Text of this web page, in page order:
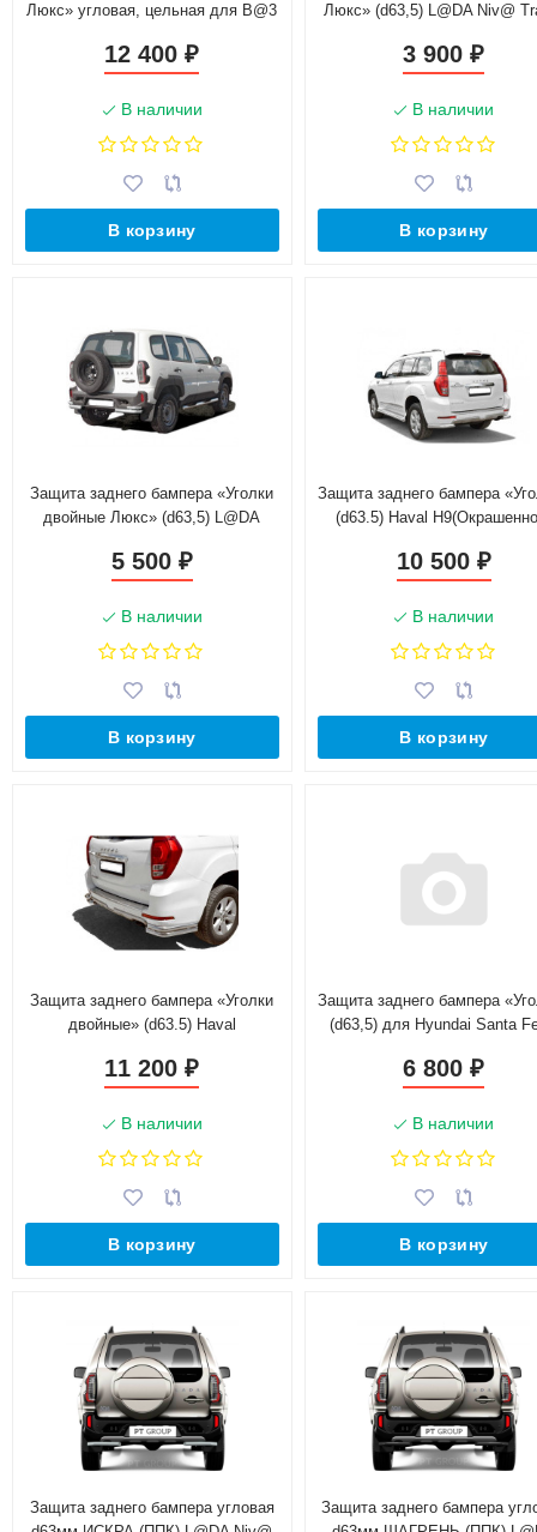
Люкс» угловая, цельная для B@3
нержавеющая сталь
12 400₽
В наличии
В корзину
Люкс» (d63,5) L@DA Niv@
3 900₽
В наличии
В корзину
Защита заднего бампера «Уголки
двойные Люкс» (d63,5) L@DA
5 500 ₽
В наличии
В корзину
Защита заднего бампера
(d63.5) Haval
10 500 ₽
В наличии
В корзину
Защита заднего бампера «Уголки
двойные» (d63.5) Haval
11 200₽
В наличии
В корзину
Защита заднего бампера
(d63,5) для Hyundai Santa
6 800₽
В наличии
В корзину
Защита заднего бампера угловая
Защита заднего бампера